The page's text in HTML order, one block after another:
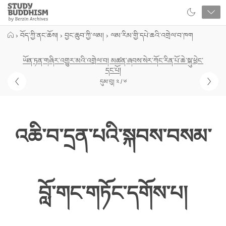
Close
Study
Buddhism
Home
› བོད་ཀྱི་ནང་ཆོས། › བྱང་ཆུབ་ཀྱི་ལམ། › ལམ་རིམ་གྱི་དཔེ་ཆའི་འགྲེལ་བ་ཁག
ཡོན་ཏན་གཞིར་འགྱུར་མའི་འགྲེལ་བ། མཚན་ཞབས་སེར་ཀོང་རིན་པོ་ཆེ་སྐུ་ཕྲེང་
དང་པོ།
དུམ་བུ། ༢ / ༦
འཆི་བ་དྲན་པའི་སྐབས་བསམ་
བློ་གང་གཏོང་དགོས་པ།